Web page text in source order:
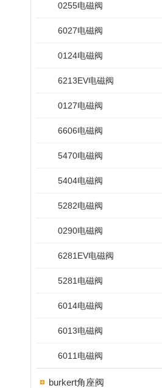
0255电磁阀
6027电磁阀
0124电磁阀
6213EV电磁阀
0127电磁阀
6606电磁阀
5470电磁阀
5404电磁阀
5282电磁阀
0290电磁阀
6281EV电磁阀
5281电磁阀
6014电磁阀
6013电磁阀
6011电磁阀
burkert角座阀